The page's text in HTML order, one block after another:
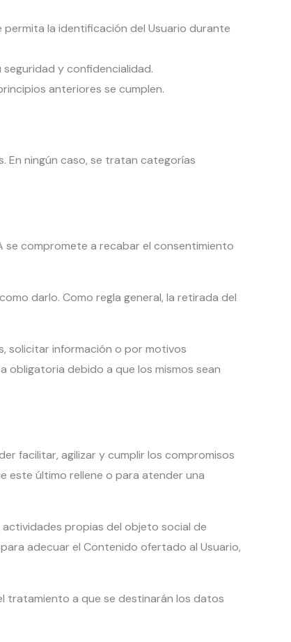
la identificación del Usuario durante
y confidencialidad.
anteriores se cumplen.
En ningún caso, se tratan categorías
se compromete a recabar el consentimiento
darlo. Como regla general, la retirada del
solicitar información o por motivos
obligatoria debido a que los mismos sean
facilitar, agilizar y cumplir los compromisos
este último rellene o para atender una
propias del objeto social de
para adecuar el Contenido ofertado al Usuario,
tratamiento a que se destinarán los datos